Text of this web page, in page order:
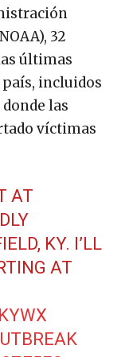
32
últimas
incluidos
las
víctimas
AT
KY. I’LL
AT